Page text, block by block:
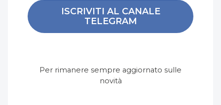
ISCRIVITI AL CANALE
TELEGRAM
Per rimanere sempre aggiornato sulle
novità